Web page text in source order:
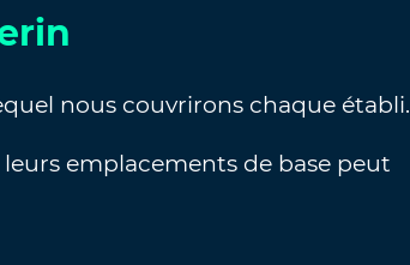
nous couvrirons chaque établi.
leurs emplacements de base peut